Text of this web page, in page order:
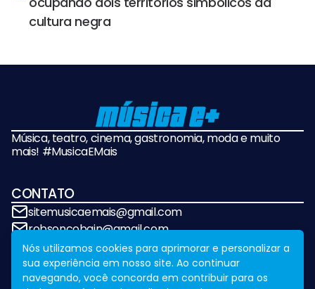
cultura negra
Música, teatro, cinema, gastronomia, moda e muito
mais! #MusicaEMais
CONTATO
sitemusicaemais@gmail.com
robsoncobain@gmail.com
REDES SOCIAIS
Nós utilizamos cookies para aprimorar e personalizar a
sua experiência em nosso site. Ao continuar
navegando, você concorda em contribuir para os